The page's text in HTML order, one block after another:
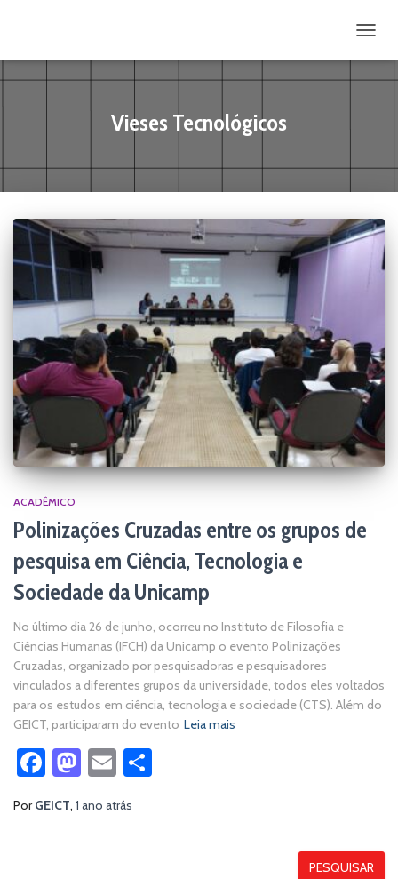
Vieses Tecnológicos
ACADÊMICO
Polinizações Cruzadas entre os grupos de
pesquisa em Ciência, Tecnologia e
Sociedade da Unicamp
No último dia 26 de junho, ocorreu no Instituto de Filosofia e
Ciências Humanas (IFCH) da Unicamp o evento Polinizações
Cruzadas, organizado por pesquisadoras e pesquisadores
vinculados a diferentes grupos da universidade, todos eles voltados
para os estudos em ciência, tecnologia e sociedade (CTS). Além do
GEICT, participaram do evento Leia mais
Facebook
Mastodon
Email
PorGEICT, 1 ano atrás
PESQUISAR